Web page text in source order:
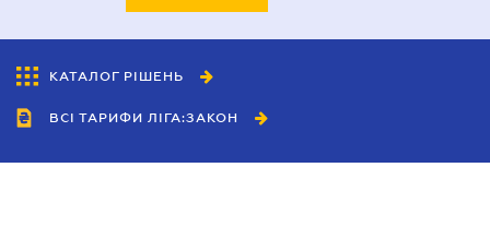
КАТАЛОГ РІШЕНЬ
ВСІ ТАРИФИ ЛІГА:ЗАКОН